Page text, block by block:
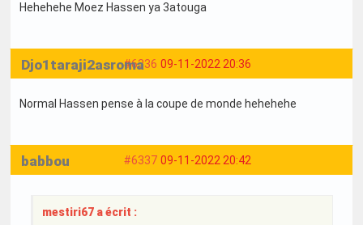
Hehehehe Moez Hassen ya 3atouga
#6336 09-11-2022 20:36
Djo1taraji2asroma
Normal Hassen pense à la coupe de monde hehehehe
#6337 09-11-2022 20:42
babbou
mestiri67 a écrit :